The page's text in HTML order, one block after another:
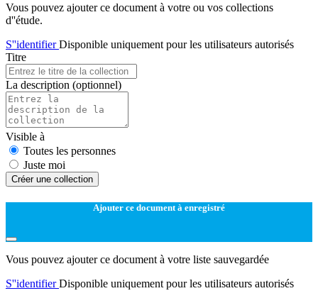
Vous pouvez ajouter ce document à votre ou vos collections
d''étude.
S''identifierDisponible uniquement pour les utilisateurs autorisés
Titre
La description (optionnel)
Visible à
Toutes les personnes
Juste moi
Créer une collection
Ajouter ce document à enregistré
Vous pouvez ajouter ce document à votre liste sauvegardée
S''identifierDisponible uniquement pour les utilisateurs autorisés